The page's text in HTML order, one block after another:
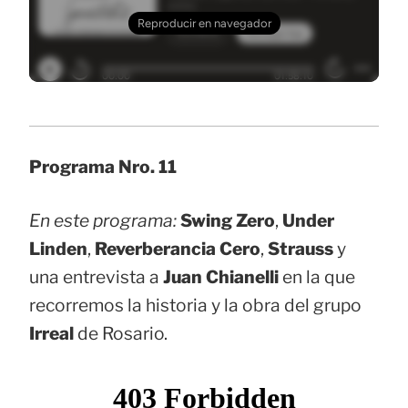
Programa Nro. 11
En este programa:Swing Zero, Under
Linden, Reverberancia Cero, Straussy
una entrevista a Juan Chianelli en la que
recorremos la historia y la obra del grupo
Irreal de Rosario.